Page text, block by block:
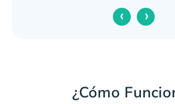
‹ ›
¿Cómo